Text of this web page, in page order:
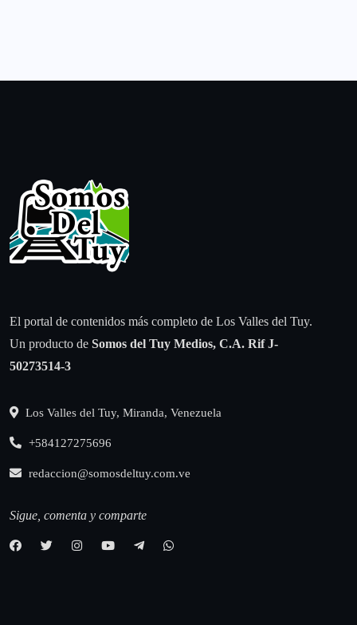
El portal de contenidos más completo de Los Valles del Tuy.
Un producto de Somos del Tuy Medios, C.A. Rif J-
50273514-3
Los Valles del Tuy, Miranda, Venezuela
+584127275696
redaccion@somosdeltuy.com.ve
Sigue, comenta y comparte